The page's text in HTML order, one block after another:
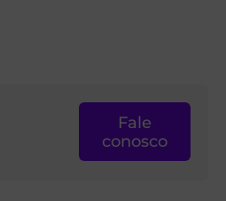
Fale
conosco